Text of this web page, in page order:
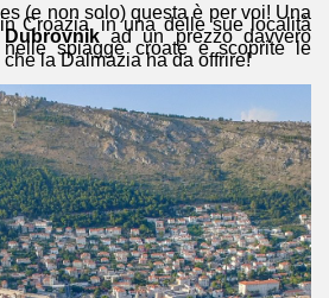
(e non solo) questa è per voi! Una
Croazia, in una delle sue località
Dubrovnikad un prezzo davvero
nelle spiagge croate e scoprite le
la Dalmazia ha da offrire!